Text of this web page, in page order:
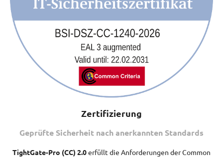
Zertifizierung
Geprüfte Sicherheit nach anerkannten Standards
TightGate-Pro (CC) 2.0erfüllt die Anforderungen der Common